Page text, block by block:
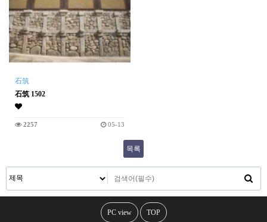
石筑
石筑 1502
2257 05-13
목록
PC view TOP